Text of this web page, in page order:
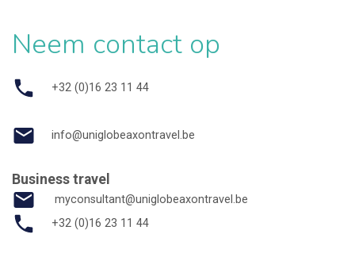
Neem contact op
+32 (0)16 23 11 44
info@uniglobeaxontravel.be
Business travel
myconsultant@uniglobeaxontravel.be
+32 (0)16 23 11 44